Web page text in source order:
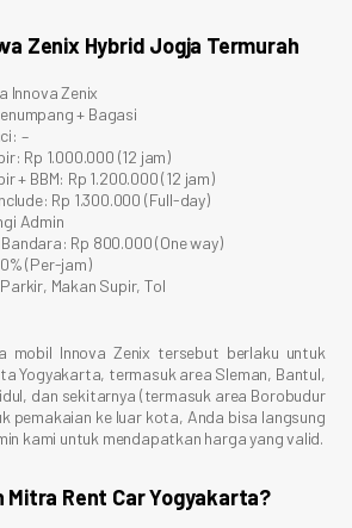
Zenix Hybrid Jogja Termurah
Innova Zenix
+ Bagasi
–
Rp 1.000.000 (12 jam)
+ BBM: Rp 1.200.000 (12 jam)
Rp 1.300.000 (Full-day)
Admin
Rp 800.000 (One way)
(Per-jam)
Makan Supir, Tol
mobil Innova Zenix tersebut berlaku untuk
Yogyakarta, termasuk area Sleman, Bantul,
dan sekitarnya (termasuk area Borobudur
pemakaian ke luar kota, Anda bisa langsung
kami untuk mendapatkan harga yang valid.
Mitra Rent Car Yogyakarta?